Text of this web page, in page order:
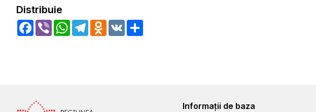
Distribuie
Facebook
Viber WhatsApp
TelegramOdnoklassniki
VK
Informații de baza